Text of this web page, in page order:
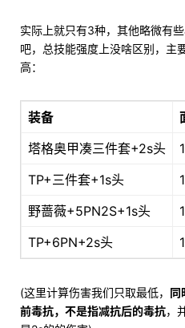
实际上就只有3种，其他略微有
吧，总技能强度上没啥区别，主
高：
装备
塔格奥甲凑三件套+2s头
TP+三件套+1s头
野蔷薇+5PN2S+1s头
TP+6PN+2s头
(这里计算伤害我们只取最低， 同
前毒抗，不是指减抗后的毒抗，